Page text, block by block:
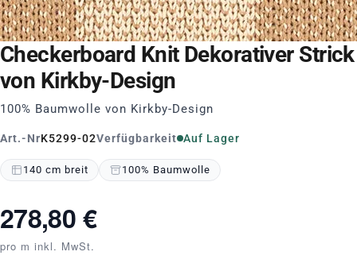
Checkerboard Knit Dekorativer Strick
von Kirkby-Design
100% Baumwolle von Kirkby-Design
Art.-NrK5299-02Verfügbarkeit Auf Lager
140 cm breit 100% Baumwolle
278,80 €
pro m inkl. MwSt.